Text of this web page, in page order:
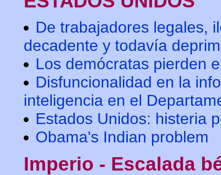
De trabajadores legales,
decadente y todavía
Los demócratas pierden
Disfuncionalidad en la
inteligencia en el
Estados Unidos: histeria
Obama's Indian problem
Imperio - Escalada